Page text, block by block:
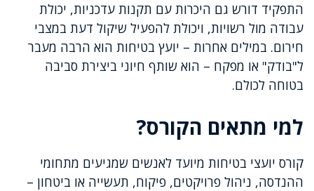
התפקיד דורש גם היכרות עם תקנות עדכניות, יכולת
עבודה מול רשויות, ויכולת להפעיל שיקול דעת במצבי
חירום. במילים אחרות – יועץ בטיחות הוא הרבה מעבר
ל"בודק" או מפקח – הוא שותף חיוני ביצירת סביבה
בטוחה לכולם.
למי מתאים הקורס?
קורס יועצי בטיחות מיועד לאנשים שמגיעים מתחומי
ההנדסה, ניהול פרויקטים, פיקוח, תעשייה או ביטחון –